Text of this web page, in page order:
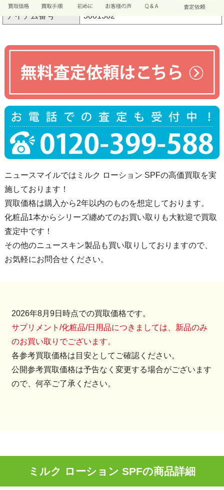
アイテム番号
3001362
ニュースマイルではミルク ローション SPFの高価買取を実
施しております！
買取価格は購入から2年以内のものを想定しております。
化粧品1本からシリーズ纏めてのお買い取りも大歓迎で買取
査定中です！
その他のニュースキン製品も買い取りしておりますので、
お気軽にお問合せください。
2026年8月9日時点での買取価格です。
サプリメント/化粧品/日用品につきましては、新品のみ
のお買い取りでございます。
各参考買取価格は目安としてご確認ください。
公開参考買取価格は予告なく変更する場合がございます
ので、何卒ご了承ください。
ミルク ローション SPFの商品詳細